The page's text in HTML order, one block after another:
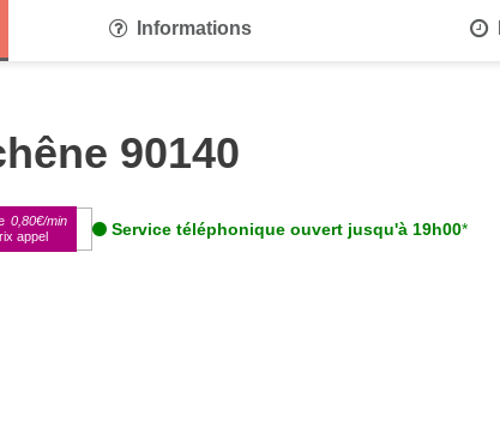
Informations
90140
0,80€/min
appel
Service téléphonique ouvert jusqu'à 19h00*